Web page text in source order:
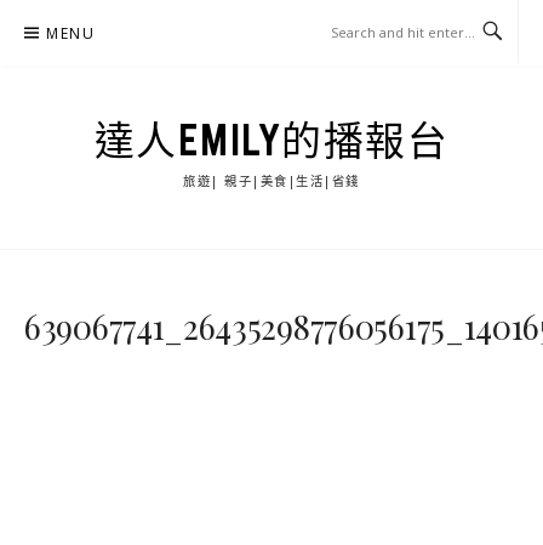
MENU
達人EMILY的播報台
旅遊| 親子|美食|生活|省錢